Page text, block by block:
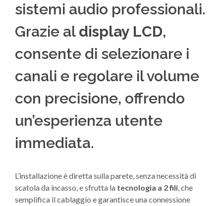
sistemi audio professionali.
Grazie al display LCD,
consente di selezionare i
canali e regolare il volume
con precisione, offrendo
un’esperienza utente
immediata.
L’installazione è diretta sulla parete, senza necessità di
scatola da incasso, e sfrutta la tecnologia a 2 fili, che
semplifica il cablaggio e garantisce una connessione